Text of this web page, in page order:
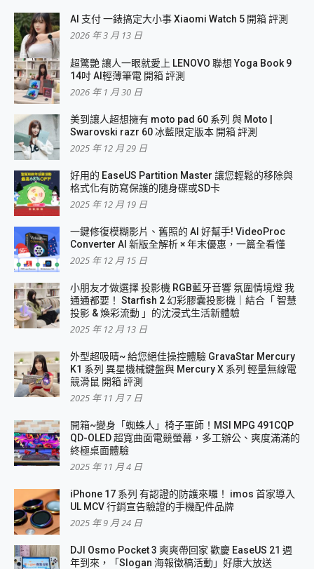
AI 支付 一錶搞定大小事 Xiaomi Watch 5 開箱 評測
2026 年 3 月 13 日
超驚艷 讓人一眼就愛上 LENOVO 聯想 Yoga Book 9
14吋 AI輕薄筆電 開箱 評測
2026 年 1 月 30 日
美到讓人超想擁有 moto pad 60 系列 與 Moto |
Swarovski razr 60 冰藍限定版本 開箱 評測
2025 年 12 月 29 日
好用的 EaseUS Partition Master 讓您輕鬆的移除與
格式化有防寫保護的隨身碟或SD卡
2025 年 12 月 19 日
一鍵修復模糊影片、舊照的 AI 好幫手! VideoProc
Converter AI 新版全解析 × 年末優惠，一篇全看懂
2025 年 12 月 15 日
小朋友才做選擇 投影機 RGB藍牙音響 氛圍情境燈 我
通通都要！ Starfish 2 幻彩膠囊投影機｜結合「 智慧
投影 & 煥彩流動 」的沈浸式生活新體驗
2025 年 12 月 13 日
外型超吸晴~ 給您絕佳操控體驗 GravaStar Mercury
K1 系列 異星機械鍵盤與 Mercury X 系列 輕量無線電
競滑鼠 開箱 評測
2025 年 11 月 7 日
開箱~變身「蜘蛛人」椅子軍師！MSI MPG 491CQP
QD-OLED 超寬曲面電競螢幕，多工辦公、爽度滿滿的
終極桌面體驗
2025 年 11 月 4 日
iPhone 17 系列 有認證的防護來囉！ imos 首家導入
UL MCV 行銷宣告驗證的手機配件品牌
2025 年 9 月 24 日
DJI Osmo Pocket 3 爽爽帶回家 歡慶 EaseUS 21 週
年到來，「Slogan 海報徵稿活動」好康大放送